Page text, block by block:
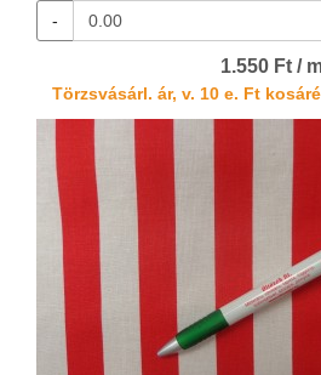
-
1.550 Ft /
Törzsvásárl. ár, v. 10 e. Ft